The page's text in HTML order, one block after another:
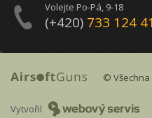
Volejte Po-Pá, 9-18
(+420) 733 124
©
Vytvořil